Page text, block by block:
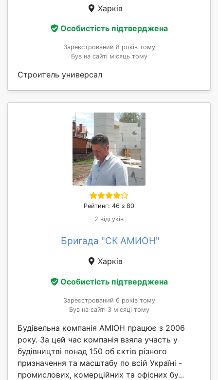
Харків
Особистість підтверджена
Зареєстрований 8 років тому
Був на сайті місяць тому
Строитель универсал
Рейтинг: 46 з 80
2 відгуків
Бригада "СК АМИОН"
Харків
Особистість підтверджена
Зареєстрований 6 років тому
Був на сайті 3 місяці тому
Будівельна компанія АМІОН працює з 2006
року. За цей час компанія взяла участь у
будівництві понад 150 об єктів різного
призначення та масштабу по всій Україні -
промислових, комерційних та офісних бу...